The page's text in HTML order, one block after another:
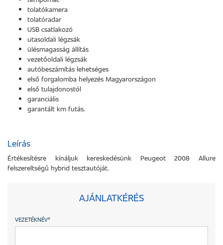
tolatókamera
tolatóradar
USB csatlakozó
utasoldali légzsák
ülésmagasság állítás
vezetőoldali légzsák
autóbeszámítás lehetséges
első forgalomba helyezés Magyarországon
első tulajdonostól
garanciális
garantált km futás.
Leírás
Értékesítésre kínáljuk kereskedésünk Peugeot 2008 Allure
felszereltségű hybrid tesztautóját.
AJÁNLATKÉRÉS
VEZETÉKNÉV*